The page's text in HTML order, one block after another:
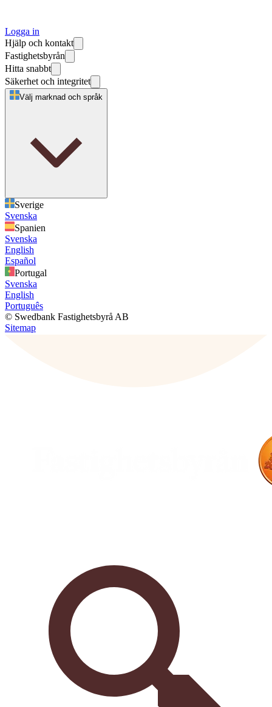
Logga in
Hjälp och kontakt
Fastighetsbyrån
Hitta snabbt
Säkerhet och integritet
Välj marknad och språk
Sverige
Svenska
Spanien
Svenska
English
Español
Portugal
Svenska
English
Português
© Swedbank Fastighetsbyrå AB
Sitemap